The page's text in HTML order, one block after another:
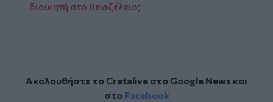
διοικητή στο Βενιζέλειο;
Ακολουθήστε το Cretalive στο Google Newsκαι
στο Facebook